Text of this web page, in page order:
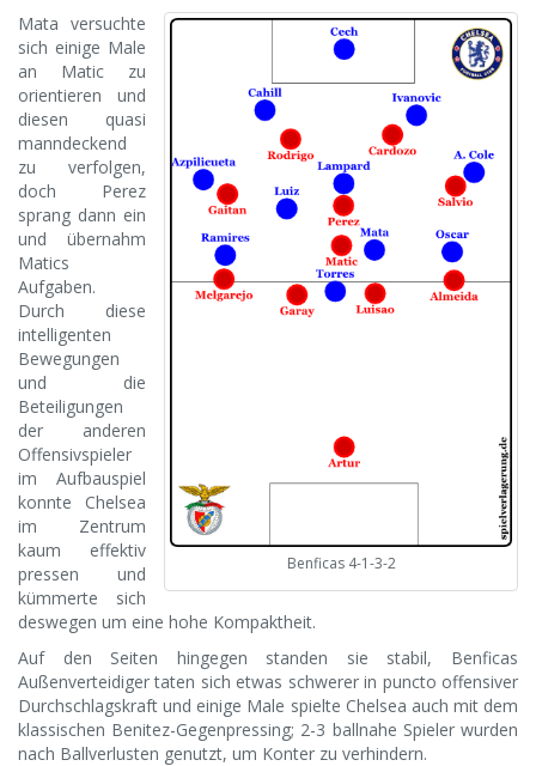
Benficas 4-1-3-2
Mata versuchte
sich einige Male
an Matic zu
orientieren und
diesen quasi
manndeckend
zu verfolgen,
doch Perez
sprang dann ein
und übernahm
Matics
Aufgaben.
Durch diese
intelligenten
Bewegungen
und die
Beteiligungen
der anderen
Offensivspieler
im Aufbauspiel
konnte Chelsea
im Zentrum
kaum effektiv
pressen und
kümmerte sich
deswegen um eine hohe Kompaktheit.
Auf den Seiten hingegen standen sie stabil, Benficas
Außenverteidiger taten sich etwas schwerer in puncto offensiver
Durchschlagskraft und einige Male spielte Chelsea auch mit dem
klassischen Benitez-Gegenpressing; 2-3 ballnahe Spieler wurden
nach Ballverlusten genutzt, um Konter zu verhindern.